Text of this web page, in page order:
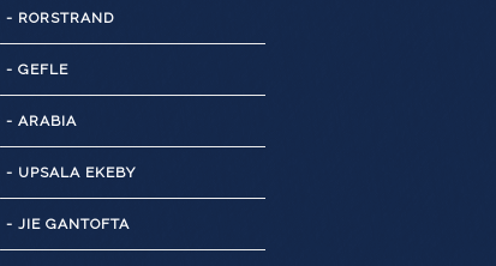
- RORSTRAND
- GEFLE
- ARABIA
- UPSALA EKEBY
- JIE GANTOFTA